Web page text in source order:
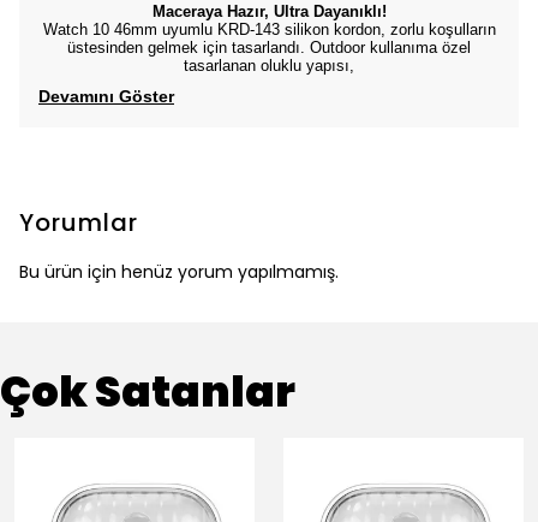
Maceraya Hazır, Ultra Dayanıklı!
Watch 10 46mm uyumlu KRD-143 silikon kordon, zorlu koşulların
üstesinden gelmek için tasarlandı. Outdoor kullanıma özel
tasarlanan oluklu yapısı,
Devamını Göster
Yorumlar
Bu ürün için henüz yorum yapılmamış.
Çok Satanlar